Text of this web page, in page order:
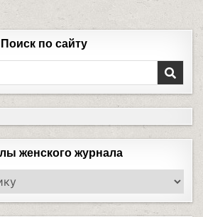
Поиск по сайту
женского журнала